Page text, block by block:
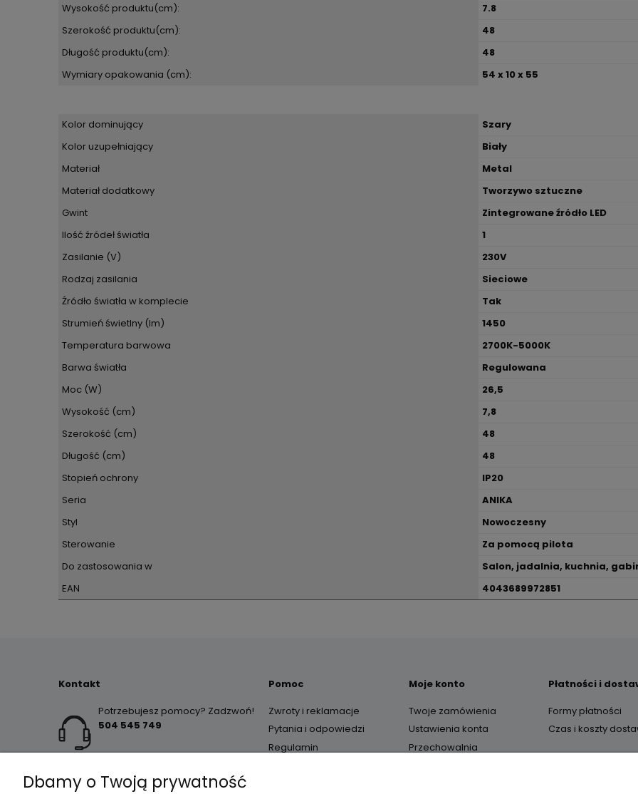
Wysokość produktu(cm):
7.8
Szerokość produktu(cm):
48
Długość produktu(cm):
48
Wymiary opakowania (cm):
54 x 10 x 55
Kolor dominujący
Szary
Kolor uzupełniający
Biały
Materiał
Metal
Materiał dodatkowy
Tworzywo sztuczne
Gwint
Zintegrowane źródło LED
Ilość źródeł światła
1
Zasilanie (V)
230V
Rodzaj zasilania
Sieciowe
Źródło światła w komplecie
Tak
Strumień świetlny (lm)
1450
Temperatura barwowa
2700K-5000K
Barwa światła
Regulowana
Moc (W)
26,5
Wysokość (cm)
7,8
Szerokość (cm)
48
Długość (cm)
48
Stopień ochrony
IP20
Seria
ANIKA
Styl
Nowoczesny
Sterowanie
Za pomocą pilota
Do zastosowania w
Salon, jadalnia, kuchnia,
EAN
4043689972851
Kontakt
Potrzebujesz pomocy? Zadzwoń!
504 545 749
Pomoc
Zwroty i reklamacje
Pytania i odpowiedzi
Regulamin
Moje konto
Twoje zamówienia
Ustawienia konta
Przechowalnia
Płatności i
Formy płatności
Czas i koszty
O nas
Dbamy o Twoją prywatność